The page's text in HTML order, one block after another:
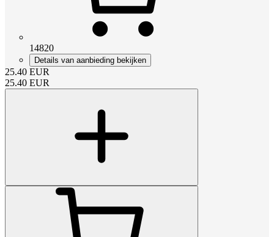
14820
Details van aanbieding bekijken
25.40 EUR
25.40 EUR